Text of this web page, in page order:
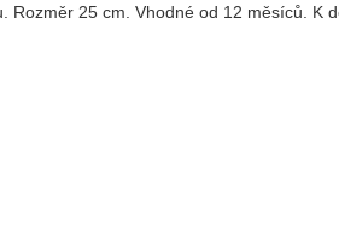
25 cm. Vhodné od 12 měsíců.